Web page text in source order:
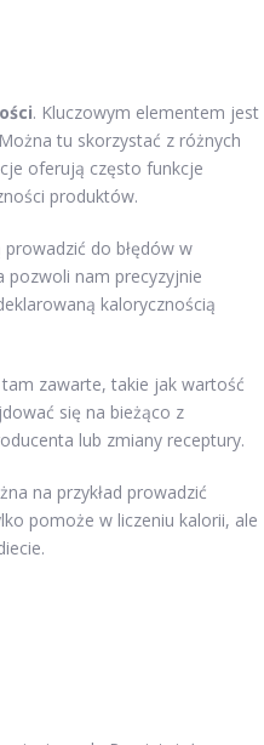
. Kluczowym elementem jest
tu skorzystać z różnych
oferują często funkcje
produktów.
do błędów w
pozwoli nam precyzyjnie
kalorycznością
zawarte, takie jak wartość
się na bieżąco z
lub zmiany receptury.
na przykład prowadzić
pomoże w liczeniu kalorii, ale